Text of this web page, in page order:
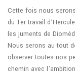
Cette fois nous
du 1er travail
les juments de
Nous serons au tout
observer toutes nos
chemin avec